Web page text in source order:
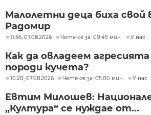
Малолетни деца биха свой
Радомир
11:56, 07.08.2026 Чете се за: 00:45 мин. У нас
Как да овладеем
породи кучета?
10:20, 07.08.2026 Чете се за: 05:00 мин. У нас
Евтим Милошев:
„Култура“ се нуждае от...